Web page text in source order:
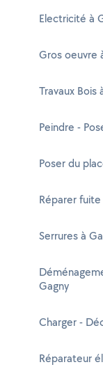
Electricité à
Gros oeuvre
Travaux Bois
Peindre -
Poser du
Réparer
Serrures à
Gagny
Charger -
Réparateur